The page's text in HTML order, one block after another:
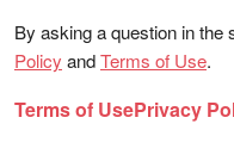
By asking a question in the
Policy andTerms of Use.
Terms of UsePrivacy